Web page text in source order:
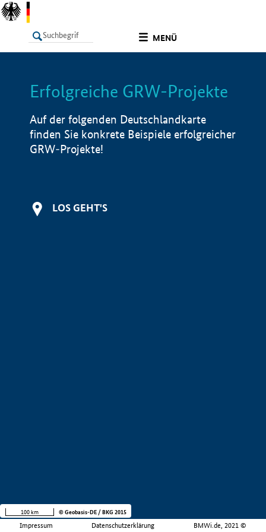
MENÜ
LISTE Info
Erfolgreiche GRW-Projekte
Auf der folgenden Deutschlandkarte
finden Sie konkrete Beispiele erfolgreicher
GRW-Projekte!
LOS GEHT'S
Impressum Datenschutzerklärung BMWi.de, 2021 ©
100 km © Geobasis-DE / BKG 2015